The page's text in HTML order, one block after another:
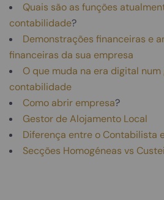
Quais são as funções
contabilidade?
Demonstrações financeiras e
financeiras da sua empresa
O que muda na era digital
contabilidade
Como abrir empresa?
Gestor de Alojamento Local
Diferença entre o Contabilista
Secções Homogéneas vs